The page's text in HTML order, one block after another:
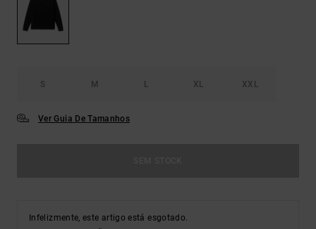
S M L XL XXL
Ver Guia De Tamanhos
Infelizmente, este artigo está esgotado.